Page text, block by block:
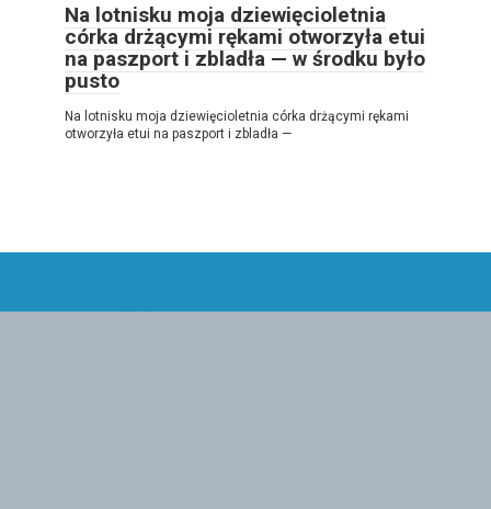
Na lotnisku moja dziewięcioletnia
córka drżącymi rękami otworzyła etui
na paszport i zbladła — w środku było
pusto
Na lotnisku moja dziewięcioletnia córka drżącymi rękami
otworzyła etui na paszport i zbladła —
© 2026 Dookoła świata